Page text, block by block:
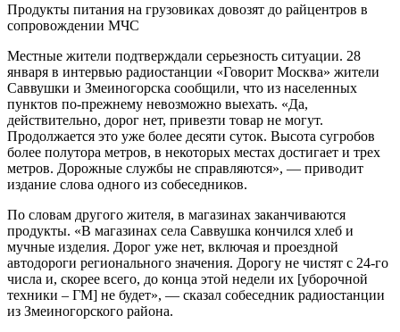
Продукты питания на грузовиках довозят до райцентров в
сопровождении МЧС
Местные жители подтверждали серьезность ситуации. 28
января в интервью радиостанции «Говорит Москва» жители
Саввушки и Змеиногорска сообщили, что из населенных
пунктов по-прежнему невозможно выехать. «Да,
действительно, дорог нет, привезти товар не могут.
Продолжается это уже более десяти суток. Высота сугробов
более полутора метров, в некоторых местах достигает и трех
метров. Дорожные службы не справляются», — приводит
издание слова одного из собеседников.
По словам другого жителя, в магазинах заканчиваются
продукты. «В магазинах села Саввушка кончился хлеб и
мучные изделия. Дорог уже нет, включая и проездной
автодороги регионального значения. Дорогу не чистят с 24-го
числа и, скорее всего, до конца этой недели их [уборочной
техники – ГМ] не будет», — сказал собеседник радиостанции
из Змеиногорского района.